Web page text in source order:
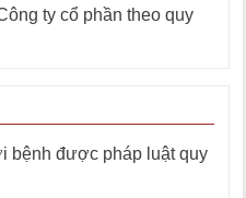
ty cổ phần theo quy
bệnh được pháp luật quy